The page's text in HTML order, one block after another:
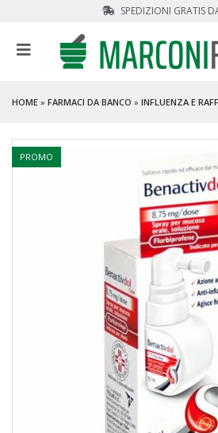
SPEDIZIONI GRATIS
HOME » FARMACI DA BANCO » INFLUENZA E
PROMO